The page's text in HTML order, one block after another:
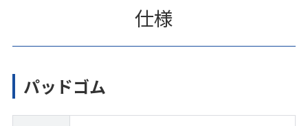
仕様
パッドゴム